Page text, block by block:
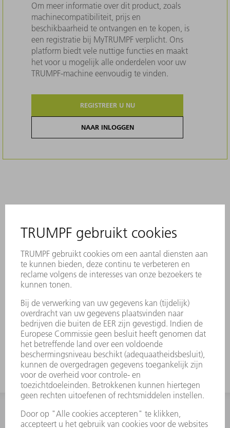
Om meer informatie over dit product, zoals
machinecompatibiliteit, prijs en
beschikbaarheid te ontvangen en te kopen, is
een registratie bij MyTRUMPF verplicht. Ons
platform biedt vele nuttige functies en maakt
het voor u mogelijk alle onderdelen voor uw
TRUMPF-machine eenvoudig te vinden.
REGISTREER U NU
NAAR INLOGGEN
INFORMATIE